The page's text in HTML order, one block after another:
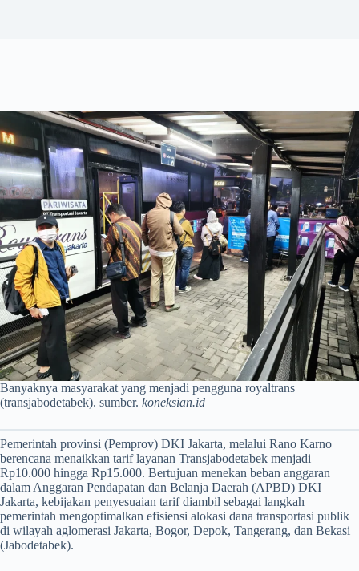
Banyaknya masyarakat yang menjadi pengguna royaltrans
(transjabodetabek). sumber. koneksian.id
Pemerintah provinsi (Pemprov) DKI Jakarta, melalui Rano Karno
berencana menaikkan tarif layanan Transjabodetabek menjadi
Rp10.000 hingga Rp15.000. Bertujuan menekan beban anggaran
dalam Anggaran Pendapatan dan Belanja Daerah (APBD) DKI
Jakarta, kebijakan penyesuaian tarif diambil sebagai langkah
pemerintah mengoptimalkan efisiensi alokasi dana transportasi publik
di wilayah aglomerasi Jakarta, Bogor, Depok, Tangerang, dan Bekasi
(Jabodetabek).